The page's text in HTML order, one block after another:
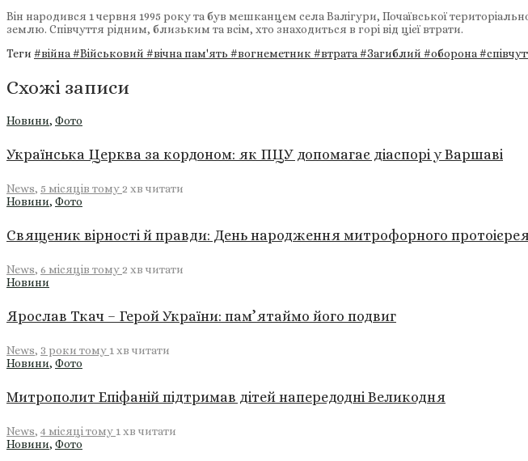
Він народився 1 червня 1995 року та був мешканцем села Валігури, Почаївської
землю. Співчуття рідним, близьким та всім, хто знаходиться в горі від цієї втрати.
Теги #війна#Військовий #вічна пам'ять #вогнеметник #втрата#Загиблий #оборона
Схожі записи
Новини, Фото
Українська Церква за кордоном: як ПЦУ допомагає діаспорі у Варшаві
News, 5 місяців тому2 хв читати
Новини, Фото
Священик вірності й правди: День народження митрофорного
News, 6 місяців тому 2 хв читати
Новини
Ярослав Ткач – Герой України: пам’ятаймо його подвиг
News, 3 роки тому 1 хв читати
Новини, Фото
Митрополит Епіфаній підтримав дітей напередодні Великодня
News, 4 місяці тому 1 хв читати
Новини, Фото